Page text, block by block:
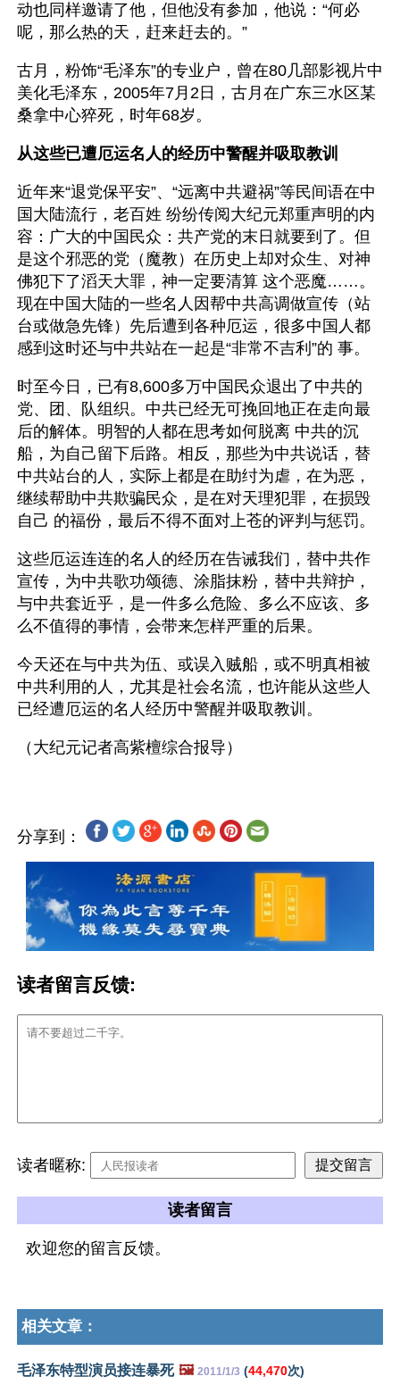
动也同样邀请了他，但他没有参加，他说：“何必
呢，那么热的天，赶来赶去的。”
古月，粉饰“毛泽东”的专业户，曾在80几部影视片中
美化毛泽东，2005年7月2日，古月在广东三水区某
桑拿中心猝死，时年68岁。
从这些已遭厄运名人的经历中警醒并吸取教训
近年来“退党保平安”、“远离中共避祸”等民间语在中
国大陆流行，老百姓 纷纷传阅大纪元郑重声明的内
容：广大的中国民众：共产党的末日就要到了。但
是这个邪恶的党（魔教）在历史上却对众生、对神
佛犯下了滔天大罪，神一定要清算 这个恶魔……。
现在中国大陆的一些名人因帮中共高调做宣传（站
台或做急先锋）先后遭到各种厄运，很多中国人都
感到这时还与中共站在一起是“非常不吉利”的 事。
时至今日，已有8,600多万中国民众退出了中共的
党、团、队组织。中共已经无可挽回地正在走向最
后的解体。明智的人都在思考如何脱离 中共的沉
船，为自己留下后路。相反，那些为中共说话，替
中共站台的人，实际上都是在助纣为虐，在为恶，
继续帮助中共欺骗民众，是在对天理犯罪，在损毁
自己 的福份，最后不得不面对上苍的评判与惩罚。
这些厄运连连的名人的经历在告诫我们，替中共作
宣传，为中共歌功颂德、涂脂抹粉，替中共辩护，
与中共套近乎，是一件多么危险、多么不应该、多
么不值得的事情，会带来怎样严重的后果。
今天还在与中共为伍、或误入贼船，或不明真相被
中共利用的人，尤其是社会名流，也许能从这些人
已经遭厄运的名人经历中警醒并吸取教训。
分享到：
读者留言反馈:
读者暱称:
读者留言
欢迎您的留言反馈。
相关文章：
毛泽东特型演员接连暴死 🖼️ 2011/1/3 (44,470次)